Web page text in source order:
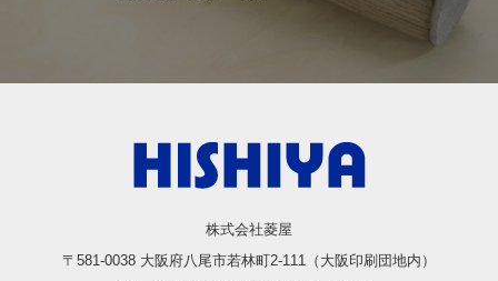
株式会社菱屋
〒581-0038 大阪府八尾市若林町2-111（大阪印刷団地内）